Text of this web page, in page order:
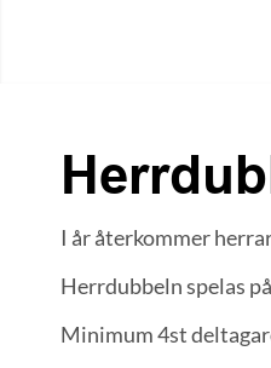
I år återkommer
Herrdubbeln spelas
Minimum 4st